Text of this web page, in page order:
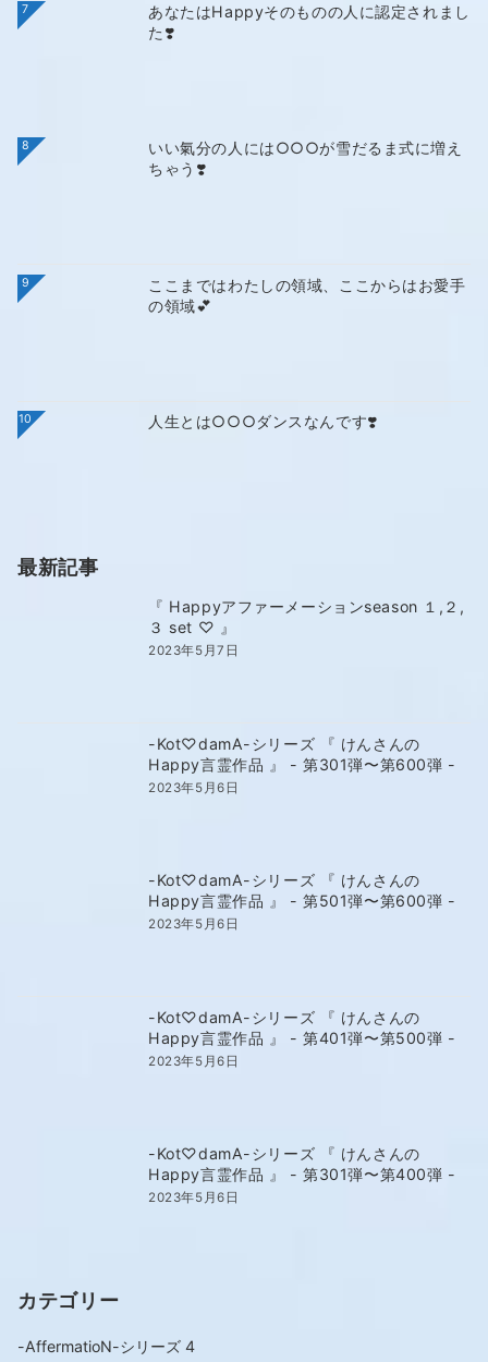
7
あなたはHappyそのものの人に認定されまし
た❣️
8
いい氣分の人には○○○が雪だるま式に増え
ちゃう❣️
9
ここまではわたしの領域、ここからはお愛手
の領域💕
10 人生とは○○○ダンスなんです❣️
最新記事
『 Happyアファーメーションseason １,２,
３ set ♡ 』
2023年5月7日
-Kot♡damA-シリーズ 『 けんさんの
Happy言霊作品 』 - 第301弾〜第600弾 -
2023年5月6日
-Kot♡damA-シリーズ 『 けんさんの
Happy言霊作品 』 - 第501弾〜第600弾 -
2023年5月6日
-Kot♡damA-シリーズ 『 けんさんの
Happy言霊作品 』 - 第401弾〜第500弾 -
2023年5月6日
-Kot♡damA-シリーズ 『 けんさんの
Happy言霊作品 』 - 第301弾〜第400弾 -
2023年5月6日
カテゴリー
-AffermatioN-シリーズ 4